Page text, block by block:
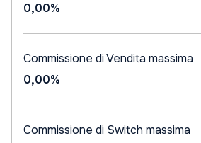
0,00%
Commissione di Vendita massima
0,00%
Commissione di Switch massima